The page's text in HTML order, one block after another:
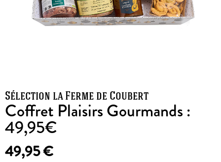
Sélection la Ferme de Coubert
Coffret Plaisirs Gourmands :
49,95€
49,95€